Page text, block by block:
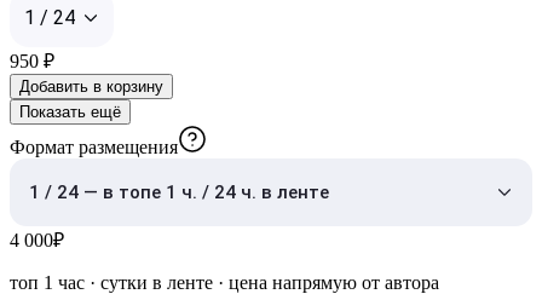
1 / 24
950 ₽
Добавить в корзину
Показать ещё
Формат размещения
1 / 24 — в топе 1 ч. / 24 ч. в ленте
4 000₽
топ 1 час · сутки в ленте · цена напрямую от автора